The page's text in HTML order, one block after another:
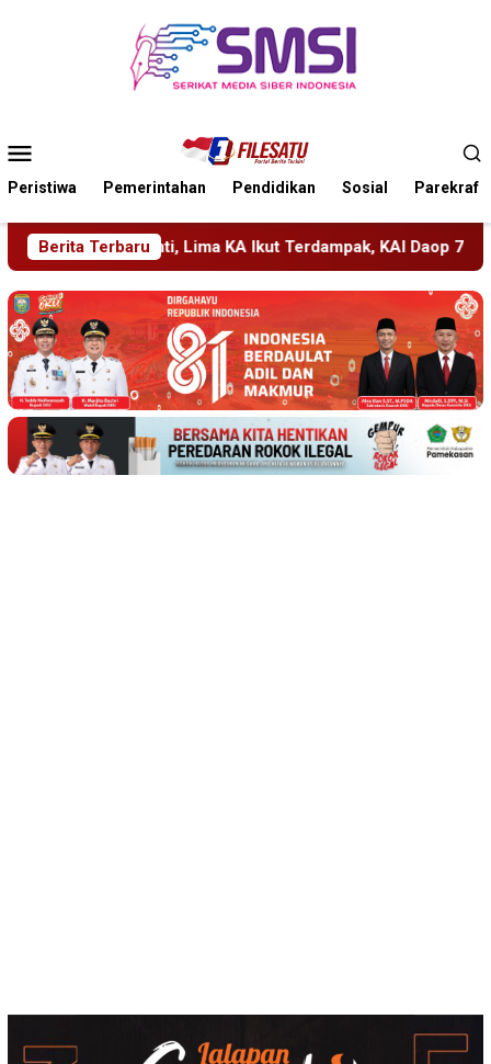
Mobile
Peristiwa Pemerintahan Pendidikan Sosial Parekraf
Berita Terbaru
Terdampak, KAI Daop 7 Gerak Cepat Pulihkan Layanan